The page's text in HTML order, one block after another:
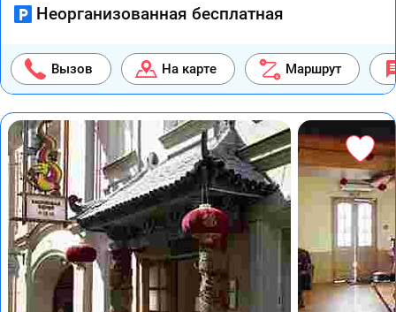
Неорганизованная бесплатная
Вызов На карте Маршрут